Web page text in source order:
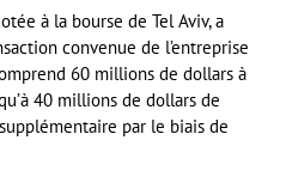
à la bourse de Tel Aviv, a
convenue de l’entreprise
60 millions de dollars à
40 millions de dollars de
par le biais de